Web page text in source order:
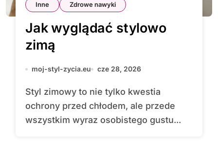
Inne Zdrowe nawyki
Jak wyglądać stylowo
zimą
moj-styl-zycia.eu cze 28, 2026
Styl zimowy to nie tylko kwestia
ochrony przed chłodem, ale przede
wszystkim wyraz osobistego gustu...